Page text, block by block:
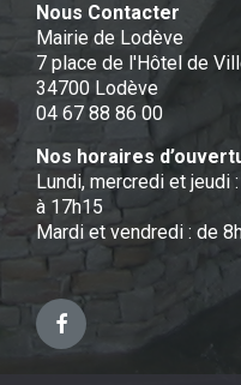
Nous Contacter
Mairie de Lodève
7 place de l'Hôtel de
34700 Lodève
04 67 88 86 00
Nos horaires
Lundi, mercredi et jeudi
à 17h15
Mardi et vendredi : de
Facebook